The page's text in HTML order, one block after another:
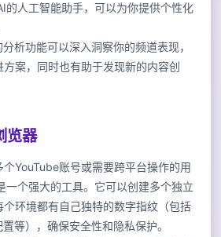
的人工智能助手，可以为你提供个性化
析功能可以深入洞察你的频道表现，
案，同时也有助于发现新的内容创
览器
YouTube账号或需要跨平台操作的用
一个强大的工具。它可以创建多个独立
个环境都有自己独特的数字指纹（包括
等），确保安全性和隐私保护。